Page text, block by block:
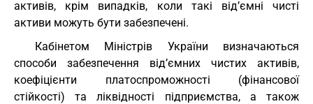
активів, крім випадків, коли такі від’ємні чисті
активи можуть бути забезпечені.
Кабінетом Міністрів України визначаються
способи забезпечення від’ємних чистих активів,
коефіцієнти платоспроможності (фінансової
стійкості) та ліквідності підприємства, а також